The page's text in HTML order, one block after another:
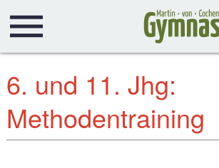
6. und 11. Jhg:
Methodentraining